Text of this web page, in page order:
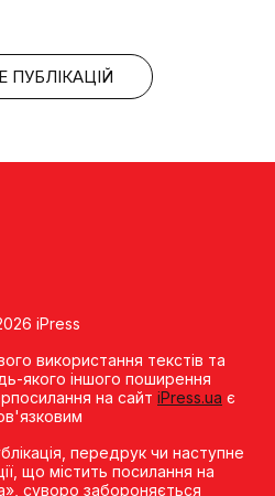
ПУБЛІКАЦІЙ
iPress
використання текстів та
якого іншого поширення
на сайт iPress.ua є
передрук чи наступне
що мiстить посилання на
суворо забороняється